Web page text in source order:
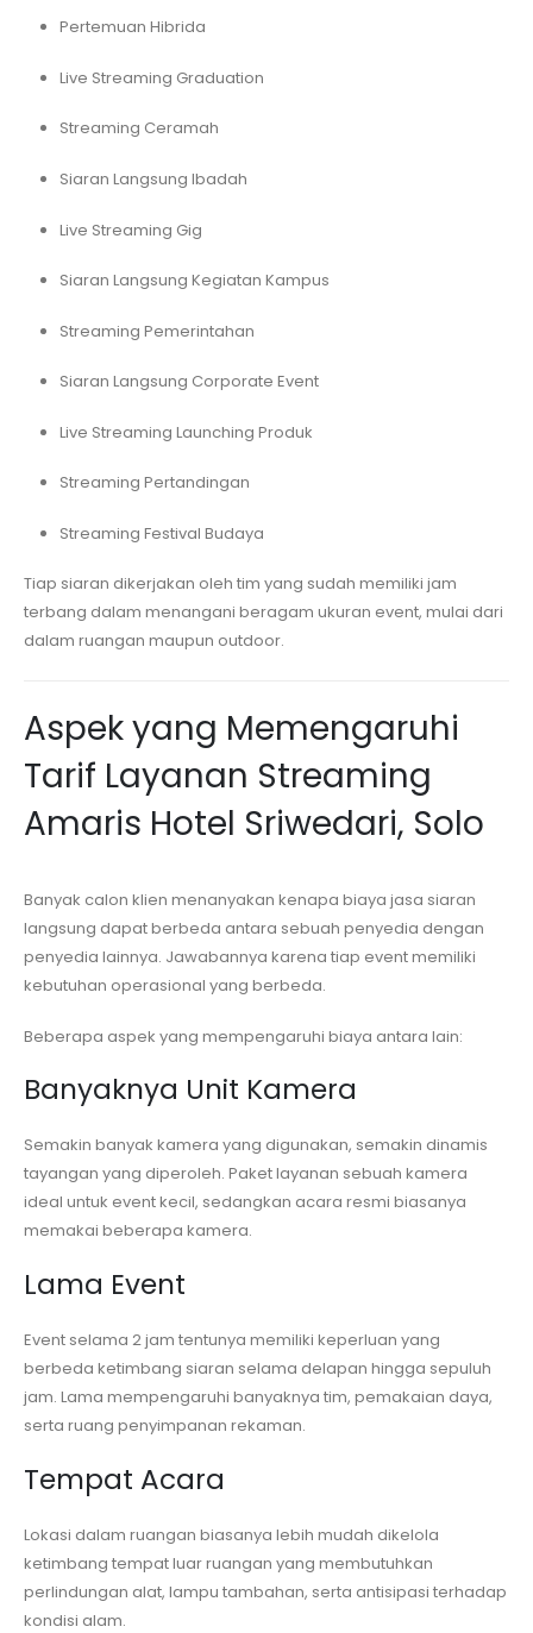
Pertemuan Hibrida
Live Streaming Graduation
Streaming Ceramah
Siaran Langsung Ibadah
Live Streaming Gig
Siaran Langsung Kegiatan Kampus
Streaming Pemerintahan
Siaran Langsung Corporate Event
Live Streaming Launching Produk
Streaming Pertandingan
Streaming Festival Budaya
Tiap siaran dikerjakan oleh tim yang sudah memiliki jam
terbang dalam menangani beragam ukuran event, mulai dari
dalam ruangan maupun outdoor.
Aspek yang Memengaruhi
Tarif Layanan Streaming
Amaris Hotel Sriwedari, Solo
Banyak calon klien menanyakan kenapa biaya jasa siaran
langsung dapat berbeda antara sebuah penyedia dengan
penyedia lainnya. Jawabannya karena tiap event memiliki
kebutuhan operasional yang berbeda.
Beberapa aspek yang mempengaruhi biaya antara lain:
Banyaknya Unit Kamera
Semakin banyak kamera yang digunakan, semakin dinamis
tayangan yang diperoleh. Paket layanan sebuah kamera
ideal untuk event kecil, sedangkan acara resmi biasanya
memakai beberapa kamera.
Lama Event
Event selama 2 jam tentunya memiliki keperluan yang
berbeda ketimbang siaran selama delapan hingga sepuluh
jam. Lama mempengaruhi banyaknya tim, pemakaian daya,
serta ruang penyimpanan rekaman.
Tempat Acara
Lokasi dalam ruangan biasanya lebih mudah dikelola
ketimbang tempat luar ruangan yang membutuhkan
perlindungan alat, lampu tambahan, serta antisipasi terhadap
kondisi alam.